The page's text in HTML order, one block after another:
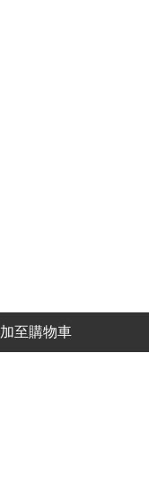
加至購物車